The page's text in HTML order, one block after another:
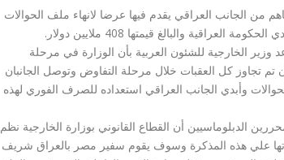
من الجانب العراقي يقدم فيها عرضا لانهاء ملف الحوالات
والبالغ قيمتها 408 ملايين دولار.
الخارجية للشئون العربية بأن الوزارة في مرحلة
تم تجاوز كل العقبات خلال مرحلة التفاوض وتوصل الجانبان
وأبدي الجانب العراقي استعداده للصرف الفوري لهذه
الدبلوماسيين أن القطاع القانوني بوزارة الخارجية نظم
علي هذه المذكرة وسوف يقوم سفير مصر بالعراق شريف